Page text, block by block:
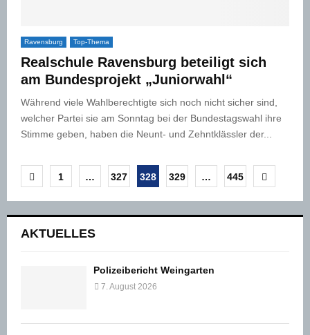
Ravensburg Top-Thema
Realschule Ravensburg beteiligt sich
am Bundesprojekt „Juniorwahl“
Während viele Wahlberechtigte sich noch nicht sicher sind,
welcher Partei sie am Sonntag bei der Bundestagswahl ihre
Stimme geben, haben die Neunt- und Zehntklässler der...
Seitennummerierung
der
Beiträge
1 … 327 328 329 … 445
AKTUELLES
Polizeibericht Weingarten
7. August 2026